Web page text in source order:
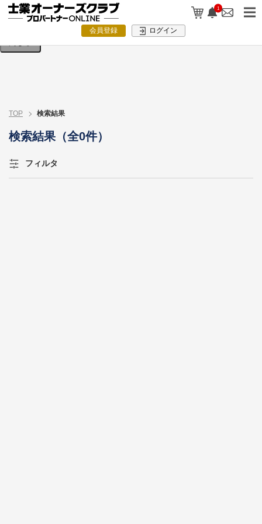
1
会員登録 ログイン
検索条件を入力してください。
TOP 検索結果
検索結果（全0件）
フィルタ